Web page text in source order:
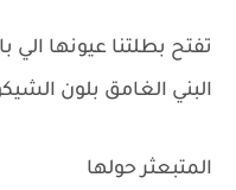
تفتح بطلتنا عيونها
البني الغامق بلون
المتبعثر حولها